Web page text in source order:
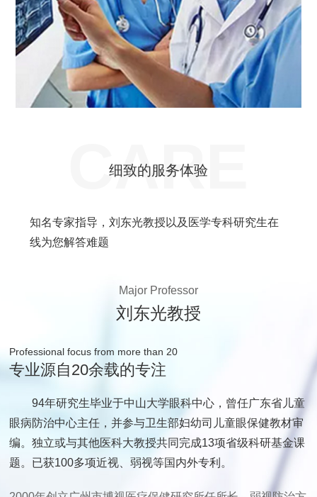
CARE
细致的服务体验
知名专家指导，刘东光教授以及医学专科研究生在
线为您解答难题
Major Professor
刘东光教授
Professional focus from more than 20
专业源自20余载的专注
94年研究生毕业于中山大学眼科中心，曾任广东省儿童
眼病防治中心主任，并参与卫生部妇幼司儿童眼保健教材审
编。独立或与其他医科大教授共同完成13项省级科研基金课
题。已获100多项近视、弱视等国内外专利。